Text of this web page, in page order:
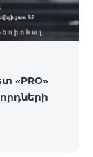
«PRO»